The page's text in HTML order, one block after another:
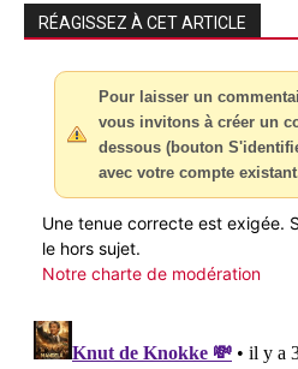
RÉAGISSEZ À CET ARTICLE
Pour laisser un
vous invitons à créer un
dessous (bouton
avec votre compte
Une tenue correcte est exigée.
le hors sujet.
Notre charte de modération